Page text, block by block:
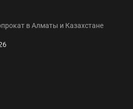
в Алматы и Казахстане